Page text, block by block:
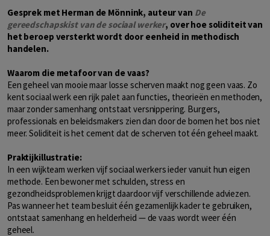
Gesprek met Herman de Mönnink, auteur van De
gereedschapskist van de sociaal werker, over hoe soliditeit van
het beroep versterkt wordt door eenheid in methodisch
handelen.
Waarom die metafoor van de vaas?
Een geheel van mooie maar losse scherven maakt nog geen vaas. Zo
kent sociaal werk een rijk palet aan functies, theorieën en methoden,
maar zonder samenhang ontstaat versnippering. Burgers,
professionals en beleidsmakers zien dan door de bomen het bos niet
meer. Soliditeit is het cement dat de scherven tot één geheel maakt.
Praktijkillustratie:
In een wijkteam werken vijf sociaal werkers ieder vanuit hun eigen
methode. Een bewoner met schulden, stress en
gezondheidsproblemen krijgt daardoor vijf verschillende adviezen.
Pas wanneer het team besluit één gezamenlijk kader te gebruiken,
ontstaat samenhang en helderheid — de vaas wordt weer één
geheel.